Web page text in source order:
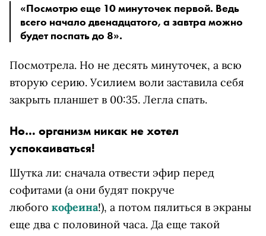
«Посмотрю еще 10 минуточек первой. Ведь
всего начало двенадцатого, а завтра можно
будет поспать до 8».
Посмотрела. Но не десять минуточек, а всю
вторую серию. Усилием воли заставила себя
закрыть планшет в 00:35. Легла спать.
Но… организм никак не хотел
успокаиваться!
Шутка ли: сначала отвести эфир перед
софитами (а они будят покруче
любого кофеина!), а потом пялиться в экраны
еще два с половиной часа. Да еще такой